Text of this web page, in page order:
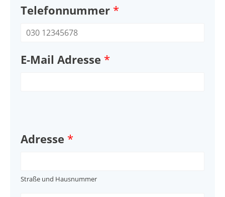
Telefonnummer *
E-Mail Adresse *
Adresse *
Straße und Hausnummer